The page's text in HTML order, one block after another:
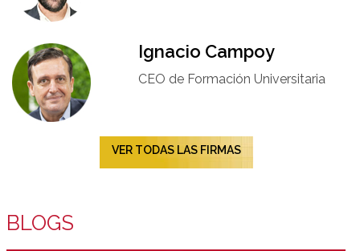
Ignacio Campoy​
CEO de Formación Universitaria​
VER TODAS LAS FIRMAS
BLOGS